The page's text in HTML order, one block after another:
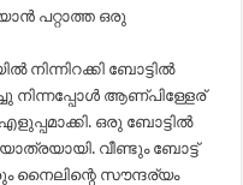
പറ്റാത്ത ഒരു
ബോട്ടിൽ
നിന്നപ്പോൾ ആണ്പിള്ളേര്
ഒരു ബോട്ടിൽ
വീണ്ടും ബോട്ട്
നൈലിന്റെ സൗന്ദര്യം